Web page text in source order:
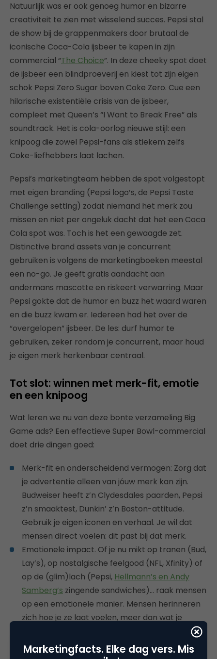
Natuurlijk was er ook genoeg humor en bizarre
creativiteit te zien met wisselend succes. Pepsi stal
de show bij de grappenmakers door brutaal de
iconische Coca-Cola ijsbeer te kapen in zijn
commercial “The Choice”. In deze cheeky spot doet
de ijsbeer een blindproeverij en kiest tot zijn eigen
schok Pepsi Zero Sugar boven Coke Zero. Cue een
hilarische existentiële crisis van de ijsbeer,
compleet met Queen’s “I Want to Break Free” als
soundtrack. Het is cola-oorlog nieuwe stijl: een
knipoog die zowel Pepsi-fans als stiekem zelfs
Coke-liefhebbers laat lachen.
Pepsi’s marketingteam hebben de spot volgestopt
met eigen branding (Pepsi logo’s, de Pepsi Taste
Challenge setting) zodat niemand het merk zou
missen en niet per ongeluk dacht dat het een Coca
Cola spot was. Toch is het een gewaagde zet.
Distinctive brand assets van je concurrent
gebruiken is volgens de marketingboeken meestal
een no-go. Je geeft gratis aandacht aan
andermans mascotte en riskeert verwarring. Maar
Pepsi gokte dat de humor en buzz het waard waren
en die buzz kwam er. Iedereen had het over de
“overgelopen” ijsbeer. De les: durf humor te
gebruiken, zeker rondom je concurrent, maar houd
je eigen merk herkenbaar centraal.
Tot slot: winnen met merk-fit, emotie
en een knipoog
Wat leren we nu van deze bonte verzameling Big
Game ads? Een effectieve Super Bowl-commercial
doet drie dingen goed:
Merk-fit en onderscheidend vermogen: Zorg dat
je advertentie alleen van jóuw merk kan zijn.
Budweiser heeft z’n Clydesdales paarden, Pepsi
z’n smaaktest, Dunkin’ z’n Boston-attitude.
Gebruik je eigen iconen en verhaal. Je wil dat
mensen direct voelen: dit past bij dat merk.
Emotionele impact. Of je nu mikt op tranen (Bud,
Lay’s), op nostalgische feelgood (NFL, Xfinity) of
op de (glim)lach (Pepsi, Hellmann’s en Andy
Samberg’s zingende sandwiches)… raak mensen
op een emotionele manier. Mensen herinneren
zich hoe je ze laat voelen, meer dan wat je
Storytelling, storytelling, storytelling. Vertel een
Marketingfacts. Elke dag vers. Mis